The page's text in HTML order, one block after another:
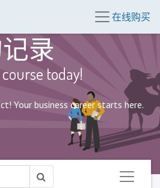
在线购买
录
today!
Your business career starts here.